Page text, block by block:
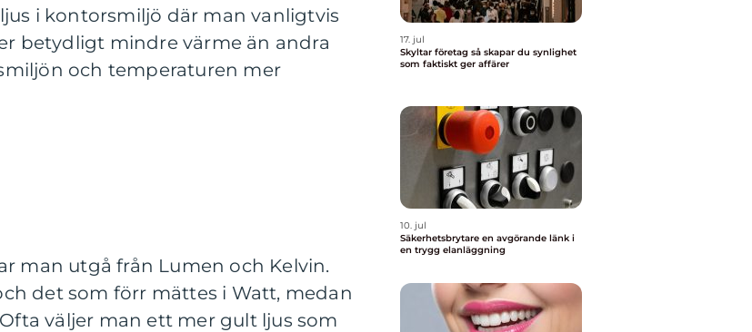
i kontorsmiljö där man vanligtvis
betydligt mindre värme än andra
och temperaturen mer
man utgå från Lumen och Kelvin.
det som förr mättes i Watt, medan
väljer man ett mer gult ljus som
17. jul
Skyltar företag så skapar du synlighet
som faktiskt ger affärer
10. jul
Säkerhetsbrytare en avgörande länk i
en trygg elanläggning